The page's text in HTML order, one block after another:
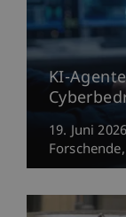
KI-
19. Juni 2026
Forschende